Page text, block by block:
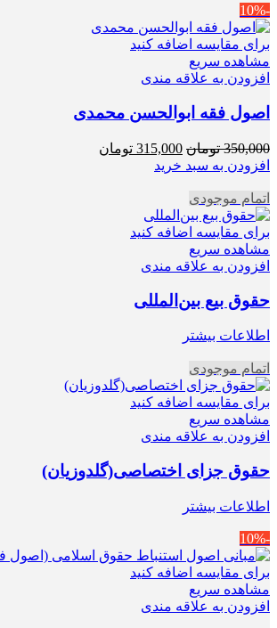
-10%
برای مقایسه اضافه کنید
مشاهده سریع
افزودن به علاقه مندی
اصول فقه ابوالحسن محمدی
350,000 تومان قیمت
اصلی
315,000 تومان
افزودن به سبد خرید
اتمام موجودی
برای مقایسه اضافه کنید
مشاهده سریع
افزودن به علاقه مندی
حقوق بیع بین‌المللی
اطلاعات بیشتر
اتمام موجودی
برای مقایسه اضافه کنید
مشاهده سریع
افزودن به علاقه مندی
حقوق جزای اختصاصی(گلدوزیان)
اطلاعات بیشتر
-10%
برای مقایسه اضافه کنید
مشاهده سریع
افزودن به علاقه مندی